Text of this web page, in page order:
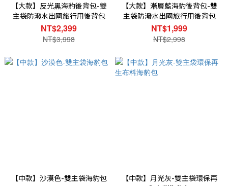
【大款】反光黑海豹後背包-雙
主袋防潑水出國旅行用後背包
NT$2,399
NT$3,998
【大款】漸層藍海豹後背包-雙
主袋防潑水出國旅行用後背包
NT$1,999
NT$2,998
【中款】沙漠色-雙主袋海豹包
【中款】月光灰-雙主袋環保再